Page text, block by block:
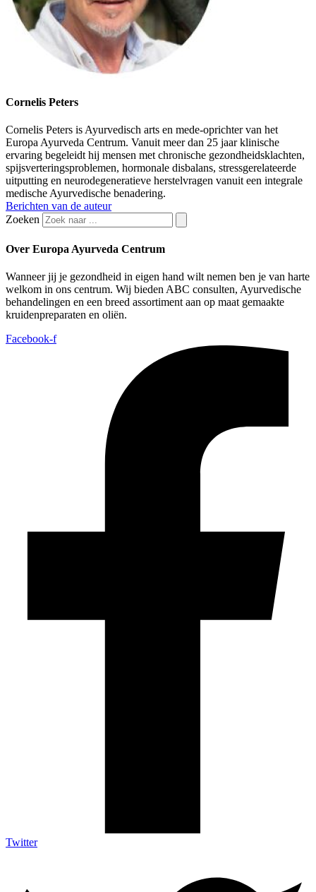
Cornelis Peters
Cornelis Peters is Ayurvedisch arts en mede-oprichter van het
Europa Ayurveda Centrum. Vanuit meer dan 25 jaar klinische
ervaring begeleidt hij mensen met chronische gezondheidsklachten,
spijsverteringsproblemen, hormonale disbalans, stressgerelateerde
uitputting en neurodegeneratieve herstelvragen vanuit een integrale
medische Ayurvedische benadering.
Berichten van de auteur
Zoeken
Over Europa Ayurveda Centrum
Wanneer jij je gezondheid in eigen hand wilt nemen ben je van harte
welkom in ons centrum. Wij bieden ABC consulten, Ayurvedische
behandelingen en een breed assortiment aan op maat gemaakte
kruidenpreparaten en oliën.
Facebook-f
Twitter